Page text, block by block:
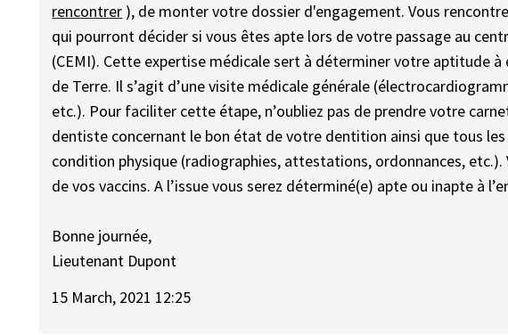
rencontrer ), de monter votre dossier d'engagement. Vous
qui pourront décider si vous êtes apte lors de votre passage au
(CEMI). Cette expertise médicale sert à déterminer votre aptitude à
de Terre. Il s’agit d’une visite médicale générale
etc.). Pour faciliter cette étape, n’oubliez pas de prendre votre
dentiste concernant le bon état de votre dentition ainsi que tous
condition physique (radiographies, attestations, ordonnances,
de vos vaccins. A l’issue vous serez déterminé(e) apte ou inapte à
Bonne journée,
Lieutenant Dupont
15 March, 2021 12:25